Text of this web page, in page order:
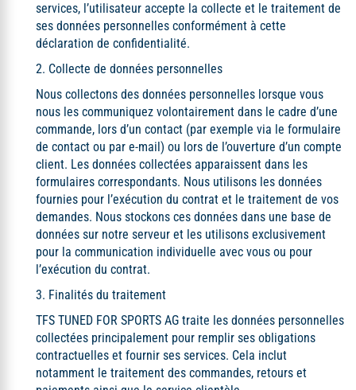
services, l’utilisateur accepte la collecte et le traitement de
ses données personnelles conformément à cette
déclaration de confidentialité.
2. Collecte de données personnelles
Nous collectons des données personnelles lorsque vous
nous les communiquez volontairement dans le cadre d’une
commande, lors d’un contact (par exemple via le formulaire
de contact ou par e-mail) ou lors de l’ouverture d’un compte
client. Les données collectées apparaissent dans les
formulaires correspondants. Nous utilisons les données
fournies pour l’exécution du contrat et le traitement de vos
demandes. Nous stockons ces données dans une base de
données sur notre serveur et les utilisons exclusivement
pour la communication individuelle avec vous ou pour
l’exécution du contrat.
3. Finalités du traitement
TFS TUNED FOR SPORTS AG traite les données personnelles
collectées principalement pour remplir ses obligations
contractuelles et fournir ses services. Cela inclut
notamment le traitement des commandes, retours et